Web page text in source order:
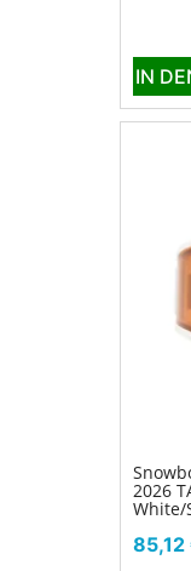
IN
2026
White/
Preis
85,12